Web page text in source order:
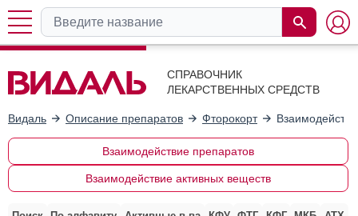
СПРАВОЧНИК
ЛЕКАРСТВЕННЫХ СРЕДСТВ
Видаль Описание препаратов Фторокорт
Взаимодействие препаратов
Взаимодействие активных веществ